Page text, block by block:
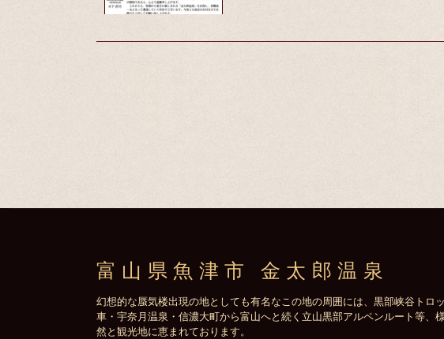
富山県魚津市 金太郎温泉
幻想的な蜃気楼出現の地としても有名なこの地の周囲には、黒部峡谷トロ
車・宇奈月温泉・信濃大町から富山へと続く立山黒部アルペンルート等、
然と観光地に恵まれております。